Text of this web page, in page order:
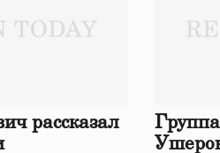
рассказал